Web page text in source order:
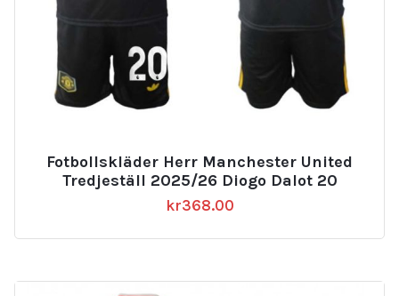
Fotbollskläder Herr Manchester United
Tredjeställ 2025/26 Diogo Dalot 20
kr368.00